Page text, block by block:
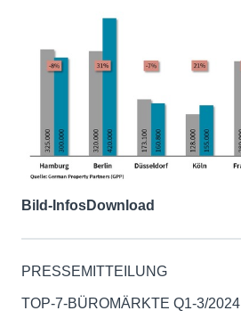
Bild-InfosDownload
PRESSEMITTEILUNG
TOP-7-BÜROMÄRKTE Q1-3/2024